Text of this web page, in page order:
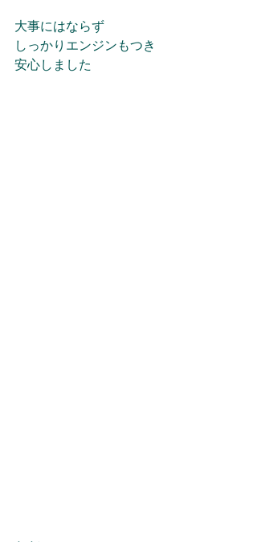
大事にはならず
しっかりエンジンもつき
安心しました